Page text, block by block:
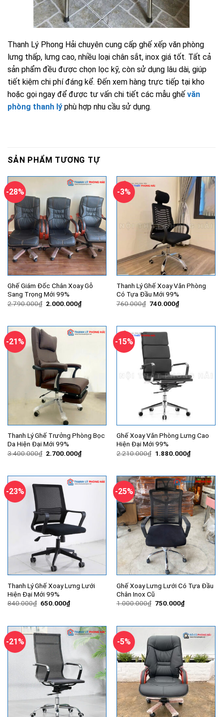
Thanh Lý Phong Hải chuyên cung cấp ghế xếp văn phòng
lưng thấp, lưng cao, nhiều loại chân sắt, inox giá tốt. Tất cả
sản phẩm đều được chọn lọc kỹ, còn sử dụng lâu dài, giúp
tiết kiệm chi phí đáng kể. Đến xem hàng trực tiếp tại kho
hoặc gọi ngay để được tư vấn chi tiết các mẫu ghế văn
phòng thanh lý phù hợp nhu cầu sử dụng.
SẢN PHẨM TƯƠNG TỰ
-28%
Ghế Giám Đốc Chân Xoay Gỗ
Sang Trọng Mới 99%
2.790.000₫ Giá
2.000.000₫Giá
hiện
2.000.000₫.
-3%
Thanh Lý Ghế Xoay Văn Phòng
Có Tựa Đầu Mới 99%
760.000₫ Giá
740.000₫Giá
hiện
740.000₫.
-21%
Thanh Lý Ghế Trưởng Phòng Bọc
Da Hiện Đại Mới 99%
3.400.000₫ Giá
2.700.000₫Giá
hiện
2.700.000₫.
-15%
Ghế Xoay Văn Phòng Lưng Cao
Hiện Đại Mới 99%
2.210.000₫ Giá
1.880.000₫Giá
hiện
-23%
Thanh Lý Ghế Xoay Lưng Lưới
Hiện Đại Mới 99%
840.000₫ Giá
650.000₫Giá
hiện
650.000₫.
-25%
Ghế Xoay Lưng Lưới Có Tựa Đầu
Chân Inox Cũ
1.000.000₫ Giá
750.000₫Giá
hiện
750.000₫.
-21% -5%